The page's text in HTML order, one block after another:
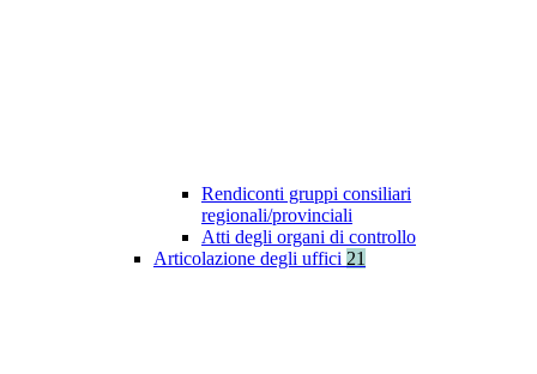
Rendiconti gruppi consiliari
regionali/provinciali
Atti degli organi di controllo
Articolazione degli uffici 21